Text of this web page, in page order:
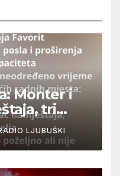
Monter i
tri
LJUBUŠKI